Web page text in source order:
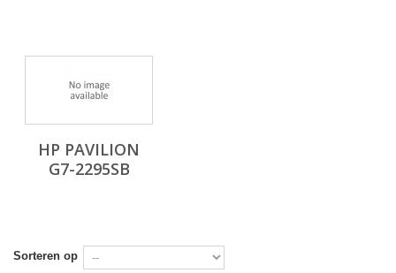
HP PAVILION
G7-2295SB
Sorteren op